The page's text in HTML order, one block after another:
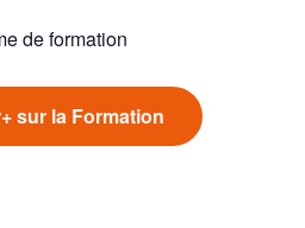
de formation
sur la Formation